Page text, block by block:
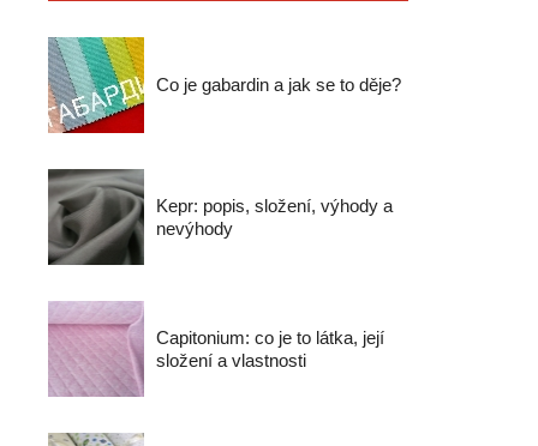
Co je gabardin a jak se to děje?
Kepr: popis, složení, výhody a
nevýhody
Capitonium: co je to látka, její
složení a vlastnosti